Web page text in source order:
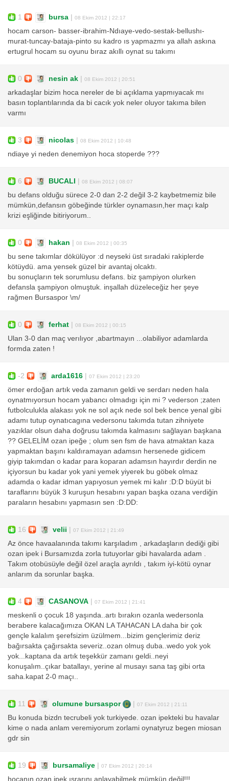
1 bursa | 08 Ekim 2012 | 22:17
hocam carson- basser-ibrahim-Ndıaye-vedo-sestak-bellushı-
murat-tuncay-bataja-pinto su kadro ıs yapmazmı ya allah askına
ertugrul hocam su oyunu bıraz akıllı oynat su takımı
0 nesin ak | 08 Ekim 2012 | 20:51
arkadaşlar bizim hoca nereler de bi açıklama yapmıyacak mı
basın toplantılarında da bi cacık yok neler oluyor takıma bilen
varmı
3 nicolas | 08 Ekim 2012 | 10:48
ndiaye yi neden denemiyon hoca stoperde ???
6 BUCALI | 08 Ekim 2012 | 08:07
bu defans olduğu sürece 2-0 dan 2-2 değil 3-2 kaybetmemiz bile
mümkün,defansın göbeğinde türkler oynamasın,her maçı kalp
krizi eşliğinde bitiriyorum..
0 hakan | 08 Ekim 2012 | 00:35
bu sene takımlar dökülüyor :d neyseki üst sıradaki rakiplerde
kötüydü. ama yensek güzel bir avantaj olcaktı.
bu sonuçların tek sorumlusu defans. biz şampiyon olurken
defansla şampiyon olmuştuk. inşallah düzeleceğiz her şeye
rağmen Bursaspor \m/
0 ferhat | 08 Ekim 2012 | 00:15
Ulan 3-0 dan maç verılıyor ,abartmayın ...olabiliyor adamlarda
formda zaten !
-2 arda1616 | 07 Ekim 2012 | 23:20
ömer erdoğan artık veda zamanın geldi ve serdarı neden hala
oynatmıyorsun hocam yabancı olmadıgı için mi ? vederson ;zaten
futbolculukla alakası yok ne sol açık nede sol bek bence yenal gibi
adamı tutup oynatıcagına vedersonu takımda tutan zihniyete
yazıklar olsun daha doğrusu takımda kalmasını sağlayan başkana
?? GELELİM ozan ipeğe ; olum sen fsm de hava atmaktan kaza
yapmaktan başını kaldıramayan adamsın hersenede gidicem
giyip takımdan o kadar para koparan adamsın hayırdır derdin ne
içiyorsun bu kadar yok yani yemek yiyerek bu göbek olmaz
adamda o kadar idman yapıyosun yemek mi kalır :D:D büyüt bi
taraflarını büyük 3 kuruşun hesabını yapan başka ozana verdiğin
paraların hesabını yapmasın sen :D:DD:
16 velii | 07 Ekim 2012 | 21:49
Az önce havaalanında takımı karşıladım , arkadaşların dediği gibi
ozan ipek i Bursamızda zorla tutuyorlar gibi havalarda adam .
Takım otobüsüyle değil özel araçla ayrıldı , takım iyi-kötü oynar
anlarım da sorunlar başka.
4 CASANOVA | 07 Ekim 2012 | 21:41
meskenli o çocuk 18 yaşında..artı bırakın ozanla wedersonla
berabere kalacağımıza OKAN LA TAHACAN LA daha bir çok
gençle kalalım şerefsizim üzülmem...bizim gençlerimiz deriz
bağırsakta çağırsakta severiz..ozan olmuş duba..wedo yok yok
yok...kaptana da artık teşekkür zamanı geldi..neyi
konuşalım..çıkar batallayı, yerine al musayı sana taş gibi orta
saha.kapat 2-0 maçı..
11 olumune bursaspor | 07 Ekim 2012 | 21:11
Bu konuda bizdn tecrubeli yok turkiyede. ozan ipekteki bu havalar
kime o nada anlam veremiyorum zorlami oynatyruz begen miosan
gdr sin
19 bursamaliye | 07 Ekim 2012 | 20:14
hocanın ozan ipek ısrarını anlayabilmek mümkün değil!!!